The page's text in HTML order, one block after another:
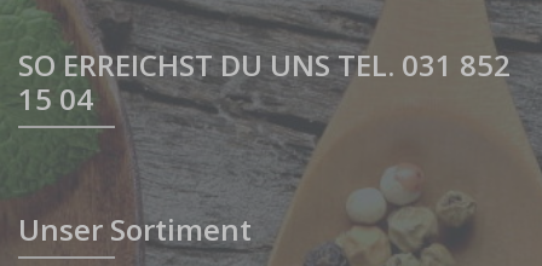
SO ERREICHST DU UNS TEL. 031 852
15 04
Unser Sortiment